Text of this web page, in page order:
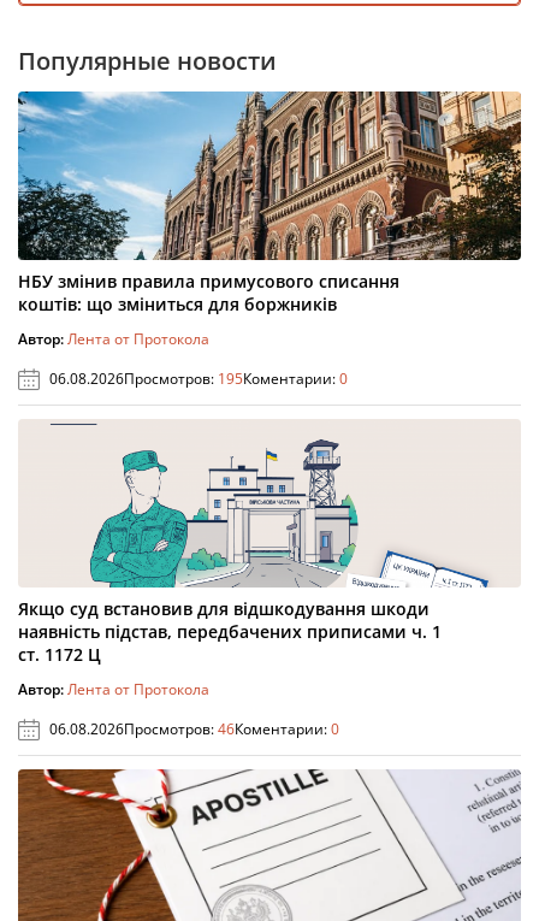
Популярные новости
НБУ змінив правила примусового списання
коштів: що зміниться для боржників
Автор:Лента от Протокола
06.08.2026Просмотров: 195Коментарии:0
Якщо суд встановив для відшкодування шкоди
наявність підстав, передбачених приписами ч. 1
ст. 1172 Ц
Автор:Лента от Протокола
06.08.2026Просмотров:46Коментарии:0